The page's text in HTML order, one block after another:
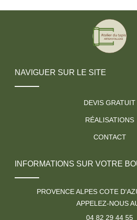
NAVIGUER SUR LE SITE
DEVIS GRATUIT
RÉALISATIONS
CONTACT
INFORMATIONS SUR VOTRE
PROVENCE ALPES COTE
APPELEZ-NOUS
04 82 29 44 55